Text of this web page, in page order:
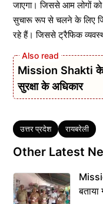
जाएगा। जिससे आम लोगों को
सुचारू रूप से चलने के लिए
रहे हैं। जिससे ट्रैफिक
Mission Shakti के
सुरक्षा के अधिकार
Tags
उत्तर प्रदेश रायबरेली
Other Latest
बताया